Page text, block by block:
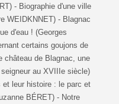
- Biographie d'une ville
WEIDKNNET) - Blagnac
d'eau ! (Georges
certains goujons de
château de Blagnac, une
au XVIIIe siècle)
et leur histoire : le parc et
BÉRET) - Notre